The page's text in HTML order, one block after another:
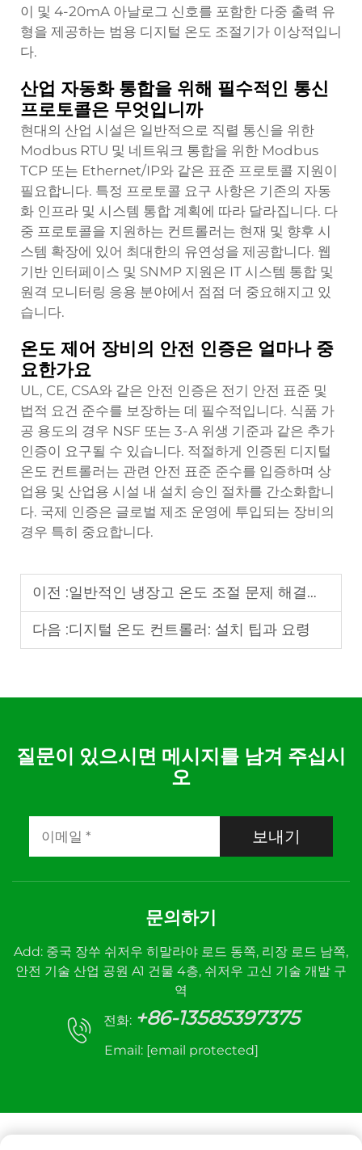
이 및 4-20mA 아날로그 신호를 포함한 다중 출력 유
형을 제공하는 범용 디지털 온도 조절기가 이상적입니
다.
산업 자동화 통합을 위해 필수적인 통신
프로토콜은 무엇입니까
현대의 산업 시설은 일반적으로 직렬 통신을 위한
Modbus RTU 및 네트워크 통합을 위한 Modbus
TCP 또는 Ethernet/IP와 같은 표준 프로토콜 지원이
필요합니다. 특정 프로토콜 요구 사항은 기존의 자동
화 인프라 및 시스템 통합 계획에 따라 달라집니다. 다
중 프로토콜을 지원하는 컨트롤러는 현재 및 향후 시
스템 확장에 있어 최대한의 유연성을 제공합니다. 웹
기반 인터페이스 및 SNMP 지원은 IT 시스템 통합 및
원격 모니터링 응용 분야에서 점점 더 중요해지고 있
습니다.
온도 제어 장비의 안전 인증은 얼마나 중
요한가요
UL, CE, CSA와 같은 안전 인증은 전기 안전 표준 및
법적 요건 준수를 보장하는 데 필수적입니다. 식품 가
공 용도의 경우 NSF 또는 3-A 위생 기준과 같은 추가
인증이 요구될 수 있습니다. 적절하게 인증된 디지털
온도 컨트롤러는 관련 안전 표준 준수를 입증하며 상
업용 및 산업용 시설 내 설치 승인 절차를 간소화합니
다. 국제 인증은 글로벌 제조 운영에 투입되는 장비의
경우 특히 중요합니다.
이전 :일반적인 냉장고 온도 조절 문제 해결하기
다음 :디지털 온도 컨트롤러: 설치 팁과 요령
질문이 있으시면 메시지를 남겨 주십시
오
보내기
문의하기
Add: 중국 장쑤 쉬저우 히말라야 로드 동쪽, 리장 로드 남쪽,
안전 기술 산업 공원 A1 건물 4층, 쉬저우 고신 기술 개발 구
역
전화: +86-13585397375
Email: [email protected]